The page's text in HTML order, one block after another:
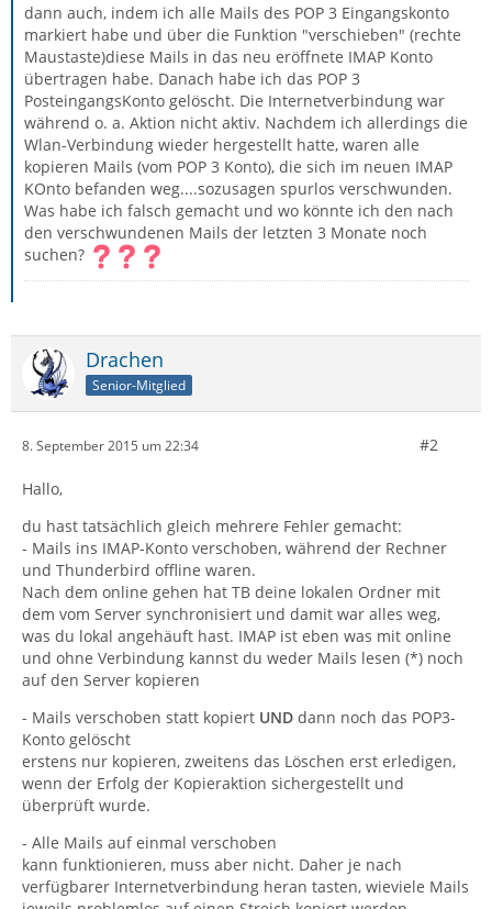
dann auch, indem ich alle Mails des POP 3 Eingangskonto
markiert habe und über die Funktion "verschieben" (rechte
Maustaste)diese Mails in das neu eröffnete IMAP Konto
übertragen habe. Danach habe ich das POP 3
PosteingangsKonto gelöscht. Die Internetverbindung war
während o. a. Aktion nicht aktiv. Nachdem ich allerdings die
Wlan-Verbindung wieder hergestellt hatte, waren alle
kopieren Mails (vom POP 3 Konto), die sich im neuen IMAP
KOnto befanden weg....sozusagen spurlos verschwunden.
Was habe ich falsch gemacht und wo könnte ich den nach
den verschwundenen Mails der letzten 3 Monate noch
suchen?
Drachen
Senior-Mitglied
8. September 2015 um 22:34 #2
Hallo,
du hast tatsächlich gleich mehrere Fehler gemacht:
- Mails ins IMAP-Konto verschoben, während der Rechner
und Thunderbird offline waren.
Nach dem online gehen hat TB deine lokalen Ordner mit
dem vom Server synchronisiert und damit war alles weg,
was du lokal angehäuft hast. IMAP ist eben was mit online
und ohne Verbindung kannst du weder Mails lesen (*) noch
auf den Server kopieren
- Mails verschoben statt kopiert UND dann noch das POP3-
Konto gelöscht
erstens nur kopieren, zweitens das Löschen erst erledigen,
wenn der Erfolg der Kopieraktion sichergestellt und
überprüft wurde.
- Alle Mails auf einmal verschoben
kann funktionieren, muss aber nicht. Daher je nach
verfügbarer Internetverbindung heran tasten, wieviele Mails